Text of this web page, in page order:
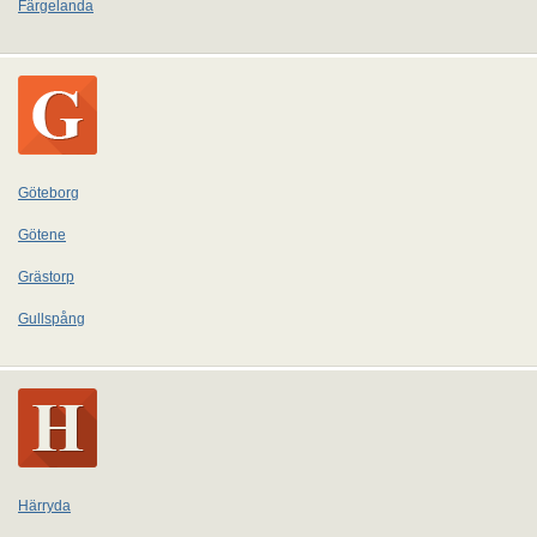
Färgelanda
Göteborg
Götene
Grästorp
Gullspång
Härryda